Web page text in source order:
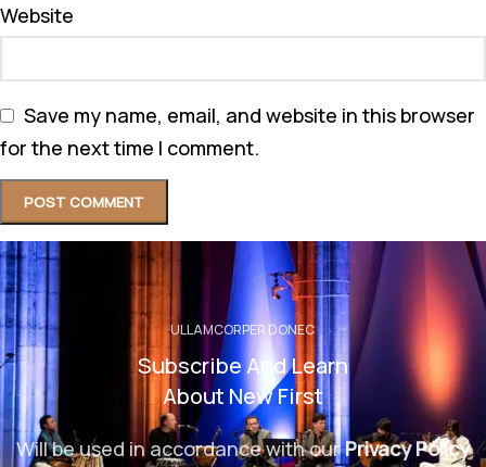
Website
Save my name, email, and website in this browser
for the next time I comment.
ULLAMCORPER DONEC
Subscribe And Learn
About New First
Will be used in accordance with ourPrivacy Policy